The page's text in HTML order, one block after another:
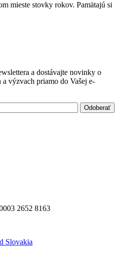
mieste stovky rokov. Pamätajú si
a dostávajte novinky o
výzvach priamo do Vašej e-
2652 8163
Slovakia